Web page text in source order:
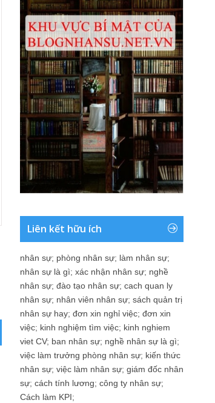
Liên kết hữu ích
nhân sự; phòng nhân sự; làm nhân sự;
nhân sự là gì; xác nhận nhân sự; nghề
nhân sự; đào tạo nhân sự; cach quan ly
nhân sự; nhân viên nhân sự; sách quản trị
nhân sự hay; đơn xin nghỉ việc; đơn xin
việc; kinh nghiệm tìm việc; kinh nghiem
viet CV; ban nhân sự; nghề nhân sự là gì;
việc làm trưởng phòng nhân sự; kiến thức
nhân sự; việc làm nhân sự; giám đốc nhân
sự; cách tính lương; công ty nhân sự;
Cách làm KPI;